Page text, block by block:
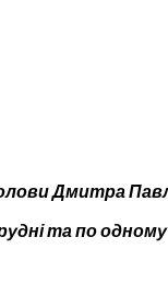
Дмитра
та по